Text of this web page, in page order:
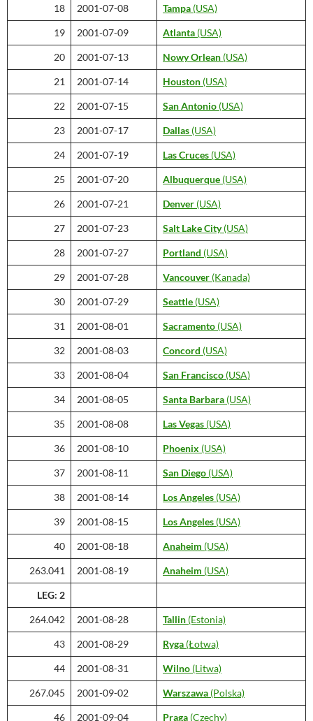
18 2001-07-08 Tampa (USA)
19 2001-07-09 Atlanta (USA)
20 2001-07-13 Nowy Orlean (USA)
21 2001-07-14 Houston (USA)
22 2001-07-15 San Antonio (USA)
23 2001-07-17 Dallas (USA)
24 2001-07-19 Las Cruces (USA)
25 2001-07-20 Albuquerque (USA)
26 2001-07-21 Denver (USA)
27 2001-07-23 Salt Lake City(USA)
28 2001-07-27 Portland (USA)
29 2001-07-28 Vancouver (Kanada)
30 2001-07-29 Seattle (USA)
31 2001-08-01 Sacramento (USA)
32 2001-08-03 Concord (USA)
33 2001-08-04 San Francisco (USA)
34 2001-08-05 Santa Barbara (USA)
35 2001-08-08 Las Vegas (USA)
36 2001-08-10 Phoenix (USA)
37 2001-08-11 San Diego (USA)
38 2001-08-14 Los Angeles (USA)
39 2001-08-15 Los Angeles (USA)
40 2001-08-18 Anaheim (USA)
263.041 2001-08-19 Anaheim (USA)
LEG: 2
264.042 2001-08-28 Tallin (Estonia)
43 2001-08-29 Ryga (Łotwa)
44 2001-08-31 Wilno (Litwa)
267.045 2001-09-02 Warszawa (Polska)
46 2001-09-04 Praga (Czechy)